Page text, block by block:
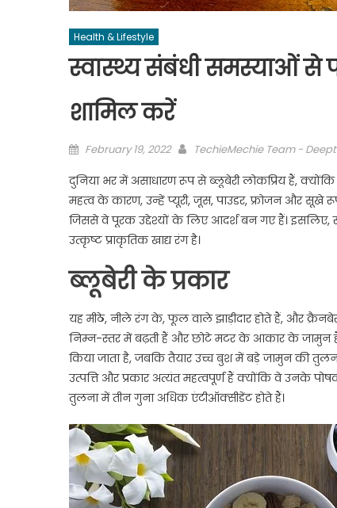
Health & Lifestyle
स्वास्थ्य संबंधी समस्याओं से
शामिल करें
Posted
February 19, 2022 Author
TechieMechie Team -
दुनिया भर में असाधारण रूप से ब्लूबेरी लोकप्रिय हैं,
महत्व के कारण, उन्हें प्यूरी, जूस, पाउडर, फ्रोजन और सूखे
जिससे वे पूरक उद्देश्यों के लिए आदर्श बन गए हैं। इसलिए,
उत्कृष्ट प्राकृतिक खाद्य रंग है।
ब्लूबेरी के प्रकार
यह मीठे, नीले रंग के, फूल वाले झाड़ीदार होते हैं, और
निम्न-स्तर में बढ़ती हैं और छोटे मटर के आकार के जामुन हैं,
किया जाता है, जबकि तैयार उच्च बुश में बड़े जामुन की
उत्पत्ति और प्रकार अत्यंत महत्वपूर्ण हैं क्योंकि वे उनके
तुलना में तीन गुना अधिक एंटीऑक्सीडेंट होते हैं।